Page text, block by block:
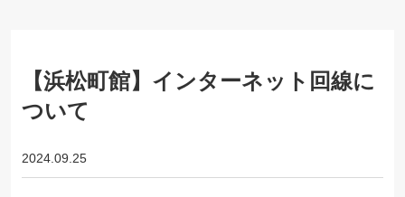
【浜松町館】インターネット回線に
ついて
2024.09.25